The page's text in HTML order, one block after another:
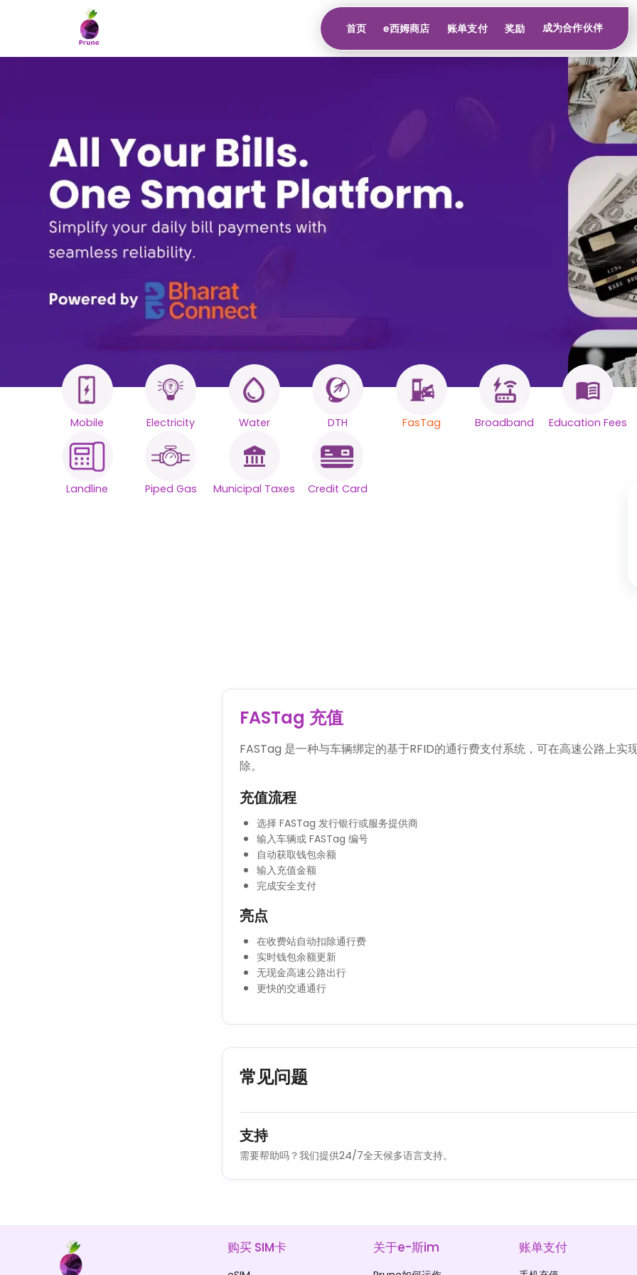
首页 e西姆商店 账单支付 奖励 成为合作伙伴
您的所有账单。
Mobile Electricity Water DTH FasTag Broadband Education Fees
Landline Piped Gas Municipal Taxes Credit Card
FASTag 充值
FASTag 是一种与车辆绑定的基于RFID的通行费支付系统，可在高速公路上实
除。
充值流程
选择 FASTag 发行银行或服务提供商
输入车辆或 FASTag 编号
自动获取钱包余额
输入充值金额
完成安全支付
亮点
在收费站自动扣除通行费
实时钱包余额更新
无现金高速公路出行
更快的交通通行
常见问题
支持
需要帮助吗？我们提供24/7全天候多语言支持。
购买 SIM卡 关于e-斯im 账单支付